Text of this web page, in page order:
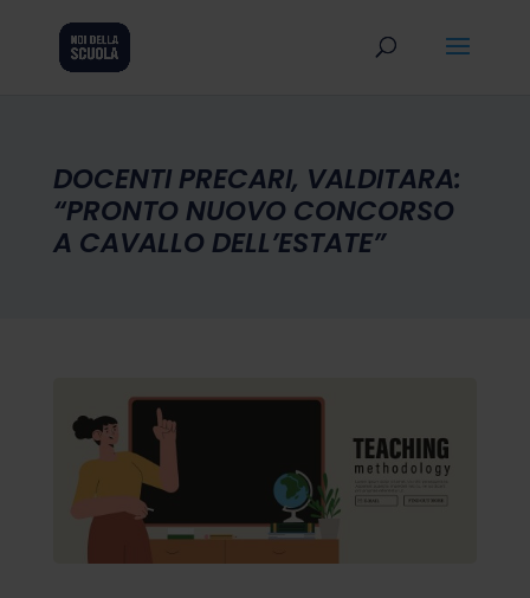
DOCENTI PRECARI, VALDITARA:
“PRONTO NUOVO CONCORSO
A CAVALLO DELL’ESTATE”